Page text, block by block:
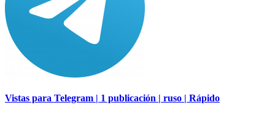
Vistas para Telegram | 1 publicación | ruso | Rápido